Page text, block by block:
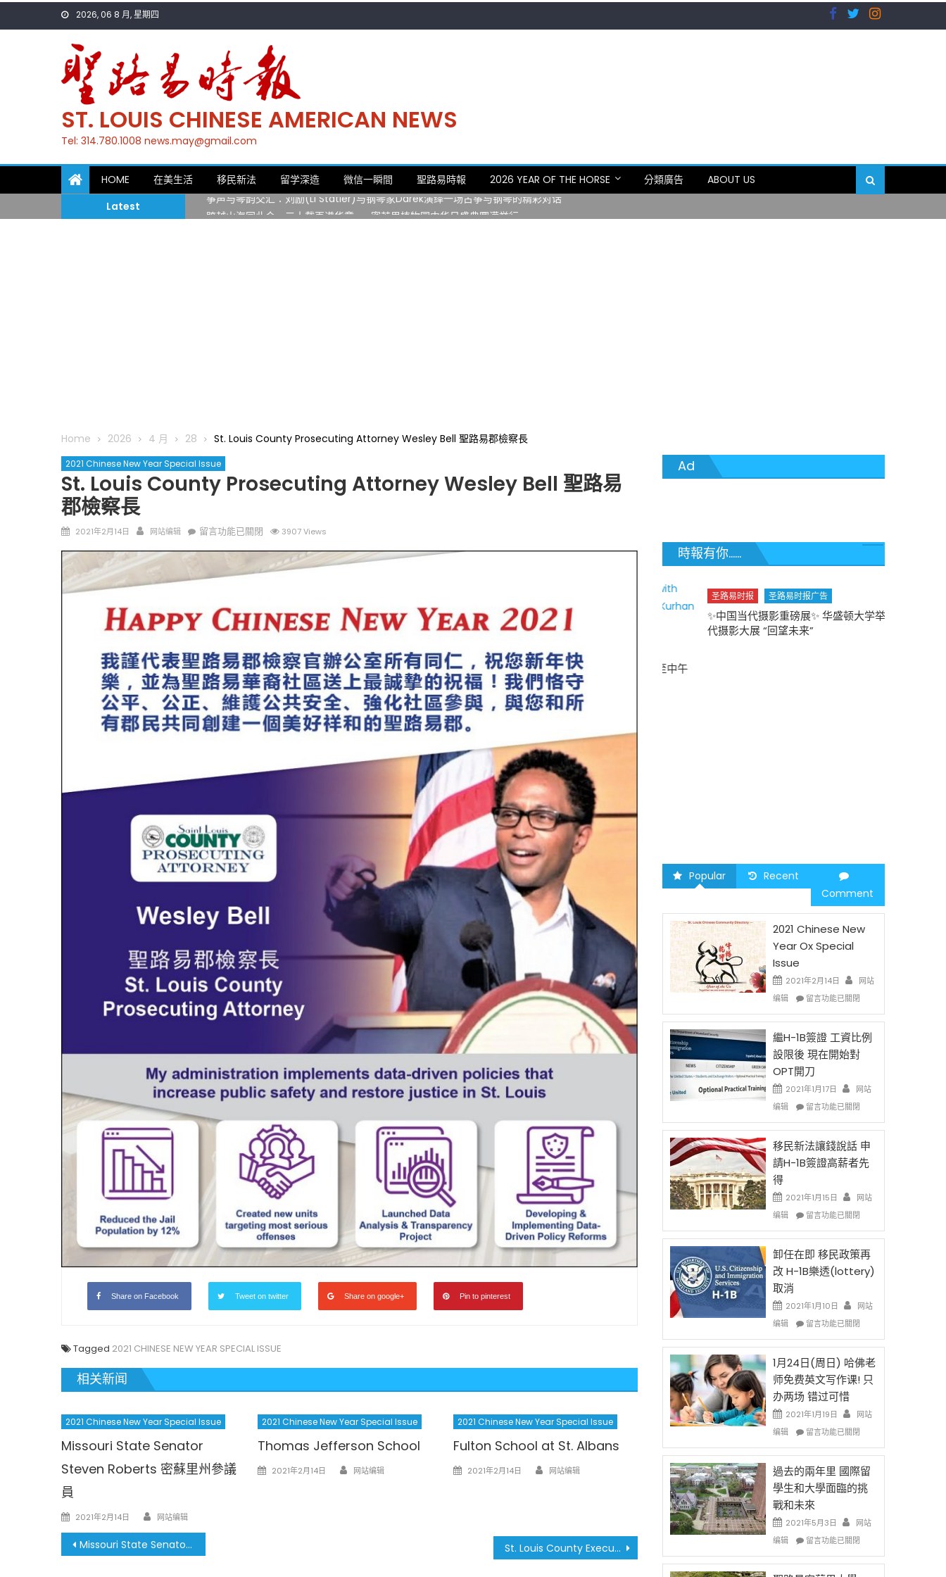
2026, 06 8 月, 星期四
ST. LOUIS CHINESE AMERICAN NEWS
Tel: 314.780.1008 news.may@gmail.com
HOME 在美生活 移民新法 留学深造 微信一瞬間 聖路易時報 2026 YEAR OF THE HORSE 分類廣告
ABOUT US
Latest
一晃三十年，初夏又相逢。中华日，等你来赴约 —— 密苏里植物园“中华日三十周年特别报道（五）
筝声与琴韵交汇：刘励(Li Statler)与钢琴家Darek演绎一场古筝与钢琴的精彩对话
跨越山海同此会，三十载再谱华章——密苏里植物园中华日盛典圆满举行
Home 2026 4 月 28 St. Louis County Prosecuting Attorney Wesley Bell 聖路易郡檢察長
2021 Chinese New Year Special Issue
St. Louis County Prosecuting Attorney Wesley Bell 聖路易
郡檢察長
Posted
2021年2月14日 Author
网站编辑
在
County
Attorney
Wesley
聖
路
易
郡
檢
留言功能已關閉 3907 Views
Share on Facebook Tweet on twitter Share on google+ Pin to pinterest
Tagged 2021 CHINESE NEW YEAR SPECIAL ISSUE
相关新闻
2021 Chinese New Year Special Issue
Missouri State Senator
Steven Roberts 密蘇里州參議
員
Posted
on
2021年2月14日 Author
网站编辑
2021 Chinese New Year Special Issue
Thomas Jefferson School
Posted
2021年2月14日 Author
网站编辑
2021 Chinese New Year Special Issue
Fulton School at St. Albans
Posted
2021年2月14日 Author
网站编辑
文Missouri State Senator Jill Schupp 密蘇里州參議員 St. Louis County Executive Dr. Sam Page 聖路易郡郡長
Ad
時報有你......
Lu Team 卢长志
免费健康检查 无需预约 免费赠送血压计供符合
条件者使用 欢迎参加索取! 4月18日星期六 上午
9点至中午 Grace UM Church
了解您的数字! 3月21日星期六 上午9点至中午
Grace UM Church 免费健康检查
圣路易时报 圣路易时报广告
✨中国当代摄影重磅展✨ 华盛顿大学举办中国当
代摄影大展 “回望未来”
Popular
Recent
Comment
2021 Chinese New
Year Ox Special
Issue
2021年2月14日
网站
编辑
在
Chinese
New
Year
Ox
Special
Issue〉
中
留言功能已關閉
繼H-1B簽證 工資比例
設限後 現在開始對
OPT開刀
2021年1月17日
网站
编辑
在
H-
1B
簽
證
資
比
設
限
後
現
開
始
對
OPT
開
刀〉
中
留言功能已關閉
移民新法讓錢說話 申
請H-1B簽證高薪者先
得
2021年1月15日
网站
编辑
在
民
新
法
讓
說
話
請
H-
1B
簽
證
高
薪
者
先
得〉
中
留言功能已關閉
卸任在即 移民政策再
改 H-1B樂透(lottery)
取消
2021年1月10日
网站
编辑
在
任
在
即
移
民
政
策
改
H-
1B
樂
透
(lottery)
取
消〉
中
留言功能已關閉
1月24日(周日) 哈佛老
师免费英文写作课! 只
办两场 错过可惜
2021年1月19日
网站
编辑
在
月
24
日
(周
日)
哈
佛
师
留言功能已關閉
過去的兩年里 國際留
學生和大學面臨的挑
戰和未來
2021年5月3日
网站
编辑
在
去
留言功能已關閉